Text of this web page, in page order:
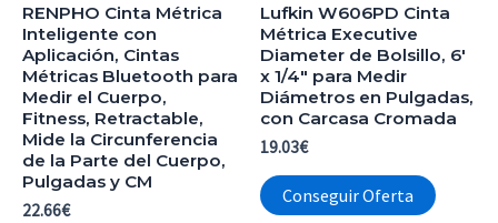
RENPHO Cinta Métrica
Inteligente con
Aplicación, Cintas
Métricas Bluetooth para
Medir el Cuerpo,
Fitness, Retractable,
Mide la Circunferencia
de la Parte del Cuerpo,
Pulgadas y CM
22.66€
Lufkin W606PD Cinta
Métrica Executive
Diameter de Bolsillo, 6′
x 1/4″ para Medir
Diámetros en Pulgadas,
con Carcasa Cromada
19.03€
Conseguir Oferta